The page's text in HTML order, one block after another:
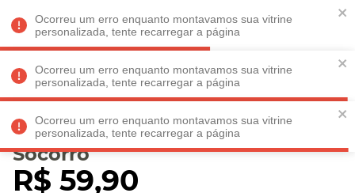
Ocorreu um erro enquanto montavamos sua vitrine
personalizada, tente recarregar a página
Ocorreu um erro enquanto montavamos sua vitrine
personalizada, tente recarregar a página
Ocorreu um erro enquanto montavamos sua vitrine
personalizada, tente recarregar a página
Faltam REGULAMENTO
Veja produtos perto de você! Informe seu CEP
Caneca Amarguinhos
Socorro
R$ 59,90